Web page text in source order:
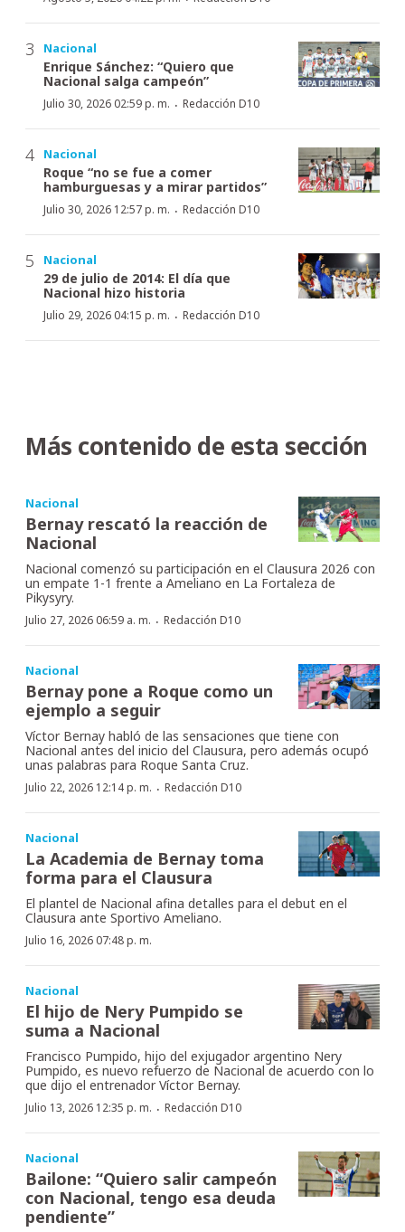
Nacional
Enrique Sánchez: “Quiero que
Nacional salga campeón”
Julio 30, 2026 02:59 p. m. · Redacción D10
Nacional
Roque “no se fue a comer
hamburguesas y a mirar partidos”
Julio 30, 2026 12:57 p. m. · Redacción D10
Nacional
29 de julio de 2014: El día que
Nacional hizo historia
Julio 29, 2026 04:15 p. m. · Redacción D10
Más contenido de esta sección
Nacional
Bernay rescató la reacción de
Nacional
Nacional comenzó su participación en el Clausura 2026 con
un empate 1-1 frente a Ameliano en La Fortaleza de
Pikysyry.
Julio 27, 2026 06:59 a. m. · Redacción D10
Nacional
Bernay pone a Roque como un
ejemplo a seguir
Víctor Bernay habló de las sensaciones que tiene con
Nacional antes del inicio del Clausura, pero además ocupó
unas palabras para Roque Santa Cruz.
Julio 22, 2026 12:14 p. m. · Redacción D10
Nacional
La Academia de Bernay toma
forma para el Clausura
El plantel de Nacional afina detalles para el debut en el
Clausura ante Sportivo Ameliano.
Julio 16, 2026 07:48 p. m.
Nacional
El hijo de Nery Pumpido se
suma a Nacional
Francisco Pumpido, hijo del exjugador argentino Nery
Pumpido, es nuevo refuerzo de Nacional de acuerdo con lo
que dijo el entrenador Víctor Bernay.
Julio 13, 2026 12:35 p. m. · Redacción D10
Nacional
Bailone: “Quiero salir campeón
con Nacional, tengo esa deuda
pendiente”